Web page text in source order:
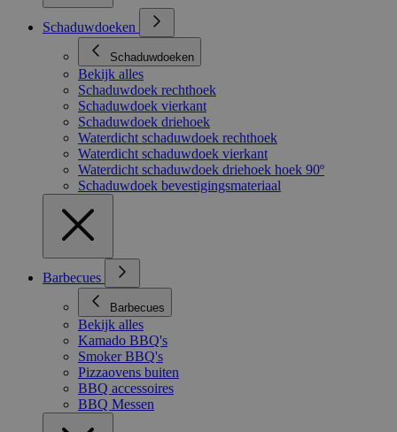
Schaduwdoeken
Schaduwdoeken
Bekijk alles
Schaduwdoek rechthoek
Schaduwdoek vierkant
Schaduwdoek driehoek
Waterdicht schaduwdoek rechthoek
Waterdicht schaduwdoek vierkant
Waterdicht schaduwdoek driehoek hoek 90º
Schaduwdoek bevestigingsmateriaal
Barbecues
Barbecues
Bekijk alles
Kamado BBQ's
Smoker BBQ's
Pizzaovens buiten
BBQ accessoires
BBQ Messen